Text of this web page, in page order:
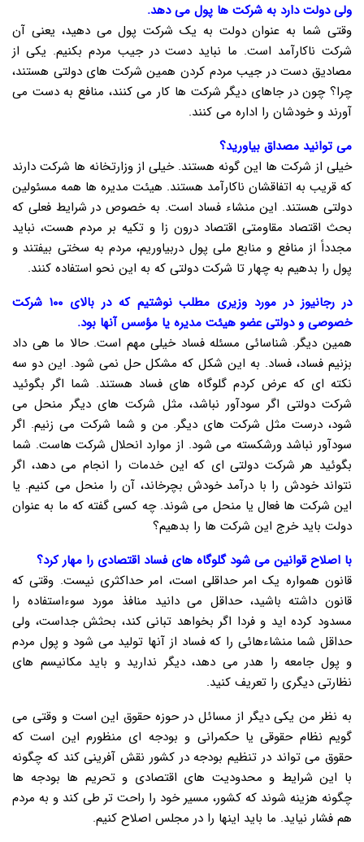
ولی دولت دارد به شرکت ها پول می دهد.
وقتی شما به عنوان دولت به یک شرکت پول می دهید، یعنی آن
شرکت ناکارآمد است. ما نباید دست در جیب مردم بکنیم. یکی از
مصادیق دست در جیب مردم کردن همین شرکت های دولتی هستند،
چرا؟ چون در جاهای دیگر شرکت ها کار می کنند، منافع به دست می
آورند و خودشان را اداره می کنند.
می توانید مصداق بیاورید؟
خیلی از شرکت ها این گونه هستند. خیلی از وزارتخانه ها شرکت دارند
که قریب به اتفاقشان ناکارآمد هستند. هیئت مدیره ها همه مسئولین
دولتی هستند. این منشاء فساد است. به خصوص در شرایط فعلی که
بحث اقتصاد مقاومتی اقتصاد درون زا و تکیه بر مردم هست، نباید
مجدداً از منافع و منابع ملی پول دربیاوریم، مردم به سختی بیفتند و
پول را بدهیم به چهار تا شرکت دولتی که به این نحو استفاده کنند.
در رجانیوز در مورد وزیری مطلب نوشتیم که در بالای ۱۰۰ شرکت
خصوصی و دولتی عضو هیئت مدیره یا مؤسس آنها بود.
همین دیگر. شناسائی مسئله فساد خیلی مهم است. حالا ما هی داد
بزنیم فساد، فساد. به این شکل که مشکل حل نمی شود. این دو سه
نکته ای که عرض کردم گلوگاه های فساد هستند. شما اگر بگوئید
شرکت دولتی اگر سودآور نباشد، مثل شرکت های دیگر منحل می
شود، درست مثل شرکت های دیگر. من و شما شرکت می زنیم. اگر
سودآور نباشد ورشکسته می شود. از موارد انحلال شرکت هاست. شما
بگوئید هر شرکت دولتی ای که این خدمات را انجام می دهد، اگر
نتواند خودش را با درآمد خودش بچرخاند، آن را منحل می کنیم. یا
این شرکت ها فعال یا منحل می شوند. چه کسی گفته که ما به عنوان
دولت باید خرج این شرکت ها را بدهیم؟
با اصلاح قوانین می شود گلوگاه های فساد اقتصادی را مهار کرد؟
قانون همواره یک امر حداقلی است، امر حداکثری نیست. وقتی که
قانون داشته باشید، حداقل می دانید منافذ مورد سوءاستفاده را
مسدود کرده اید و فردا اگر بخواهد تبانی کند، بحثش جداست، ولی
حداقل شما منشاءهائی را که فساد از آنها تولید می شود و پول مردم
و پول جامعه را هدر می دهد، دیگر ندارید و باید مکانیسم های
نظارتی دیگری را تعریف کنید.
به نظر من یکی دیگر از مسائل در حوزه حقوق این است و وقتی می
گویم نظام حقوقی یا حکمرانی و بودجه ای منظورم این است که
حقوق می تواند در تنظیم بودجه در کشور نقش آفرینی کند که چگونه
با این شرایط و محدودیت های اقتصادی و تحریم ها بودجه ها
چگونه هزینه شوند که کشور، مسیر خود را راحت تر طی کند و به مردم
هم فشار نیاید. ما باید اینها را در مجلس اصلاح کنیم.